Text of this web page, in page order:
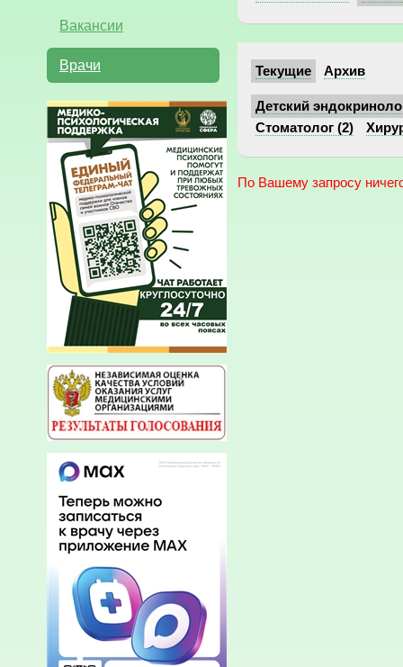
Вакансии
Врачи Текущие Архив
Детский
Стоматолог (2)
По Вашему запросу